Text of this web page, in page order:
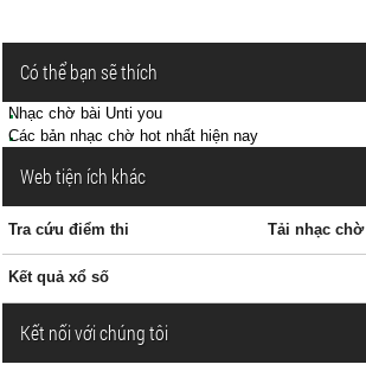
Có thể bạn sẽ thích
Nhạc chờ bài Unti you
Các bản nhạc chờ hot nhất hiện nay
Web tiện ích khác
Tra cứu điểm thi Tải nhạc chờ
Kết quả xổ số
Kết nối với chúng tôi